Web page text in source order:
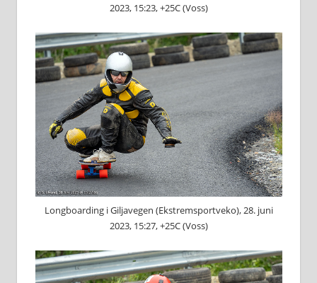
2023, 15:23, +25C (Voss)
Longboarding i Giljavegen (Ekstremsportveko), 28. juni
2023, 15:27, +25C (Voss)